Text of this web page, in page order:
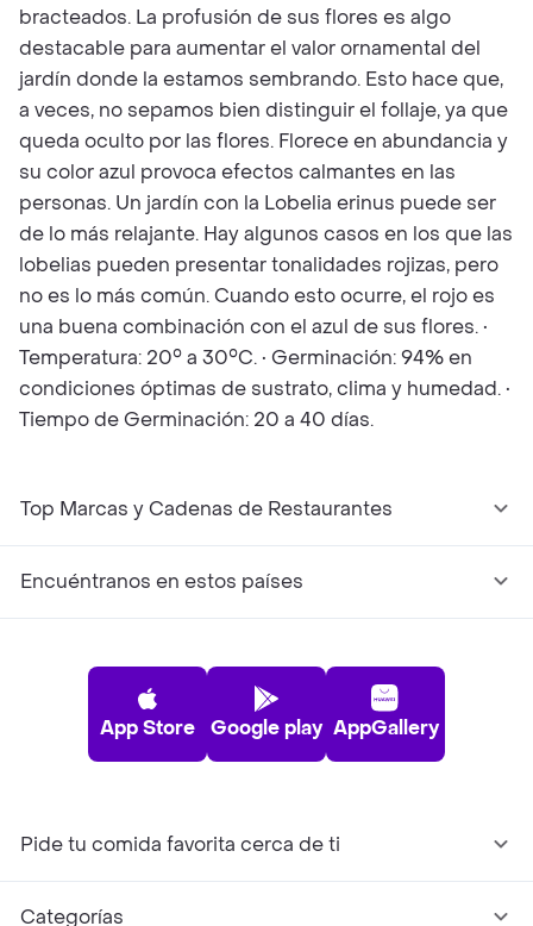
bracteados. La profusión de sus flores es algo
destacable para aumentar el valor ornamental del
jardín donde la estamos sembrando. Esto hace que,
a veces, no sepamos bien distinguir el follaje, ya que
queda oculto por las flores. Florece en abundancia y
su color azul provoca efectos calmantes en las
personas. Un jardín con la Lobelia erinus puede ser
de lo más relajante. Hay algunos casos en los que las
lobelias pueden presentar tonalidades rojizas, pero
no es lo más común. Cuando esto ocurre, el rojo es
una buena combinación con el azul de sus flores. •
Temperatura: 20° a 30°C. • Germinación: 94% en
condiciones óptimas de sustrato, clima y humedad. •
Tiempo de Germinación: 20 a 40 días.
Top Marcas y Cadenas de Restaurantes
Encuéntranos en estos países
App Store Google play AppGallery
Pide tu comida favorita cerca de ti
Categorías